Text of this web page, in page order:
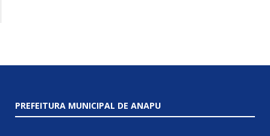
PREFEITURA MUNICIPAL DE ANAPU